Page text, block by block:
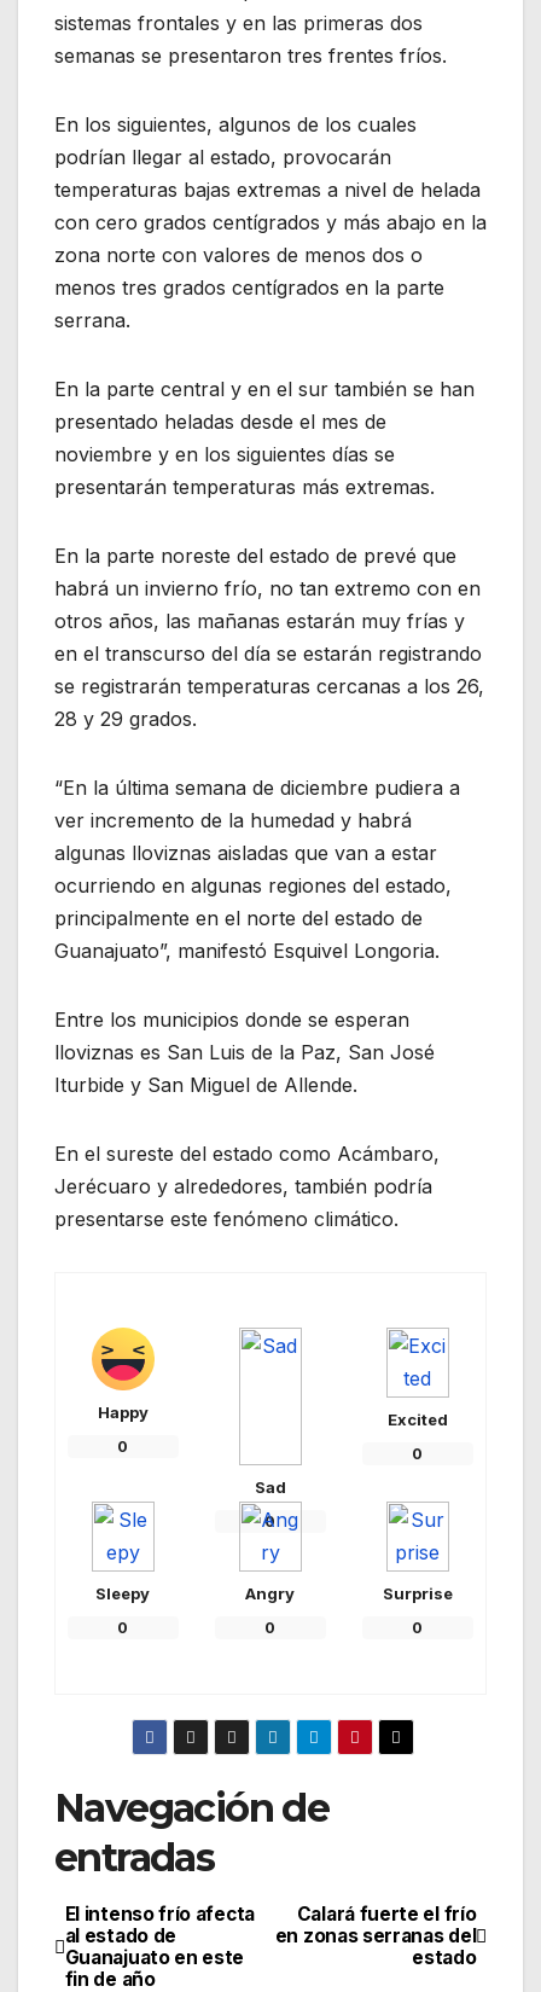
sistemas frontales y en las primeras dos
semanas se presentaron tres frentes fríos.
En los siguientes, algunos de los cuales
podrían llegar al estado, provocarán
temperaturas bajas extremas a nivel de helada
con cero grados centígrados y más abajo en la
zona norte con valores de menos dos o
menos tres grados centígrados en la parte
serrana.
En la parte central y en el sur también se han
presentado heladas desde el mes de
noviembre y en los siguientes días se
presentarán temperaturas más extremas.
En la parte noreste del estado de prevé que
habrá un invierno frío, no tan extremo con en
otros años, las mañanas estarán muy frías y
en el transcurso del día se estarán registrando
se registrarán temperaturas cercanas a los 26,
28 y 29 grados.
“En la última semana de diciembre pudiera a
ver incremento de la humedad y habrá
algunas lloviznas aisladas que van a estar
ocurriendo en algunas regiones del estado,
principalmente en el norte del estado de
Guanajuato”, manifestó Esquivel Longoria.
Entre los municipios donde se esperan
lloviznas es San Luis de la Paz, San José
Iturbide y San Miguel de Allende.
En el sureste del estado como Acámbaro,
Jerécuaro y alrededores, también podría
presentarse este fenómeno climático.
Happy
0
Sad
0
Excited
0
Sleepy
0
Angry
0
Surprise
0
Navegación de
entradas
Calará fuerte el frío
en zonas serranas del
estado
El intenso frío afecta
al estado de
Guanajuato en este
fin de año